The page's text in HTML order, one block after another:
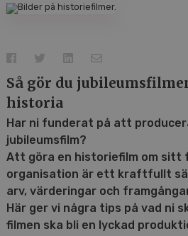
Så gör du
historia
Har ni funderat på att
jubileumsfilm?
Att göra en historiefilm om sitt
organisation är ett kraftfullt
arv, värderingar och
Här ger vi några tips på vad ni
filmen ska bli en lyckad